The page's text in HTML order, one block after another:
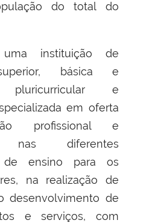
do total do
instituição de
básica e
pluricurricular e
em oferta
profissional e
nas diferentes
de ensino para os
na realização de
desenvolvimento de
e serviços, com